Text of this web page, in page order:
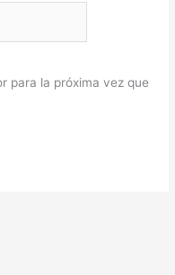
para la próxima vez que